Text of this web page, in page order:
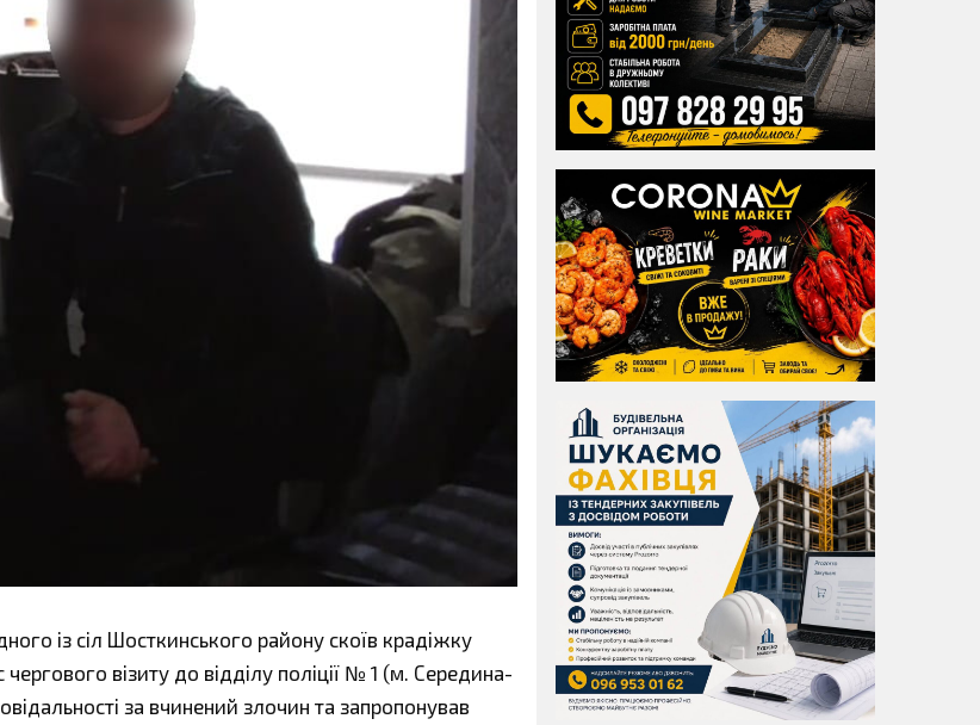
із сіл Шосткинського району скоїв крадіжку
візиту до відділу поліції № 1 (м. Середина-
за вчинений злочин та запропонував